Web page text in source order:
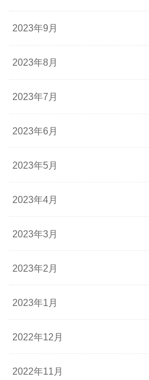
2023年9月
2023年8月
2023年7月
2023年6月
2023年5月
2023年4月
2023年3月
2023年2月
2023年1月
2022年12月
2022年11月